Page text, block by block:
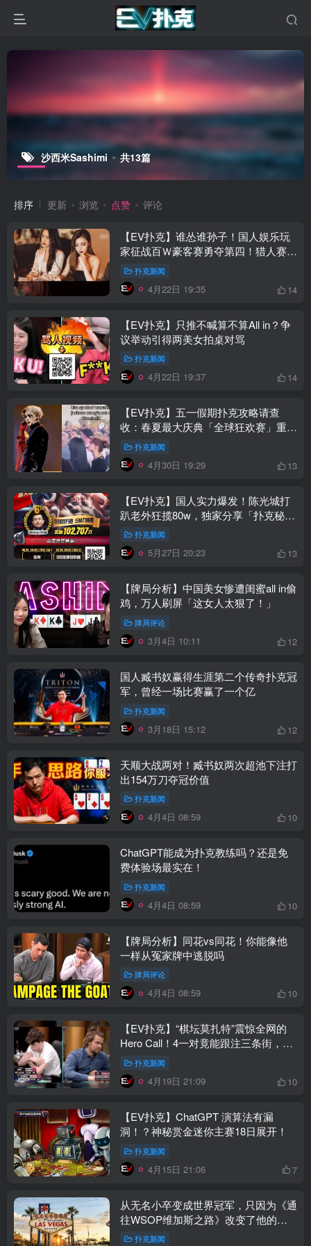
沙西米Sashimi 共13篇
排序 更新 浏览 点赞 评论
【EV扑克】谁怂谁孙子！国人娱乐玩
家征战百Ｗ豪客赛勇夺第四！猎人赛
JP大奖势不可挡
扑克新闻
4月22日 19:35 14
【EV扑克】只推不喊算不算All in？争
议举动引得两美女拍桌对骂
扑克新闻
4月22日 19:37 14
【EV扑克】五一假期扑克攻略请查
收：春夏最大庆典「全球狂欢赛」重磅
登场！
扑克新闻
4月30日 19:29 13
【EV扑克】国人实力爆发！陈光城打
趴老外狂揽80w，独家分享「扑克秘
诀」扑克新闻
5月27日 20:23 13
【牌局分析】中国美女惨遭闺蜜all in偷
鸡，万人刷屏「这女人太狠了！」
牌局评论
3月4日 10:11 12
国人臧书奴赢得生涯第二个传奇扑克冠
军，曾经一场比赛赢了一个亿
扑克新闻
3月18日 15:12 12
天顺大战两对！臧书奴两次超池下注打
出154万刀夺冠价值
扑克新闻
4月4日 08:59 10
ChatGPT能成为扑克教练吗？还是免
费体验场最实在！
扑克新闻
4月4日 08:59 10
【牌局分析】同花vs同花！你能像他
一样从冤家牌中逃脱吗
牌局评论
4月4日 08:59 10
【EV扑克】“棋坛莫扎特”震惊全网的
Hero Call！4一对竟能跟注三条街，打
出极限价值
扑克新闻
4月19日 21:09 10
【EV扑克】ChatGPT 演算法有漏
洞！？神秘赏金迷你主赛18日展开！
扑克新闻
4月15日 21:06 7
从无名小卒变成世界冠军，只因为《通
往WSOP维加斯之路》改变了他的人
生！扑克新闻